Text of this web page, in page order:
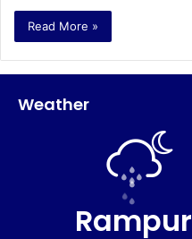
Read More »
Weather
Rampur